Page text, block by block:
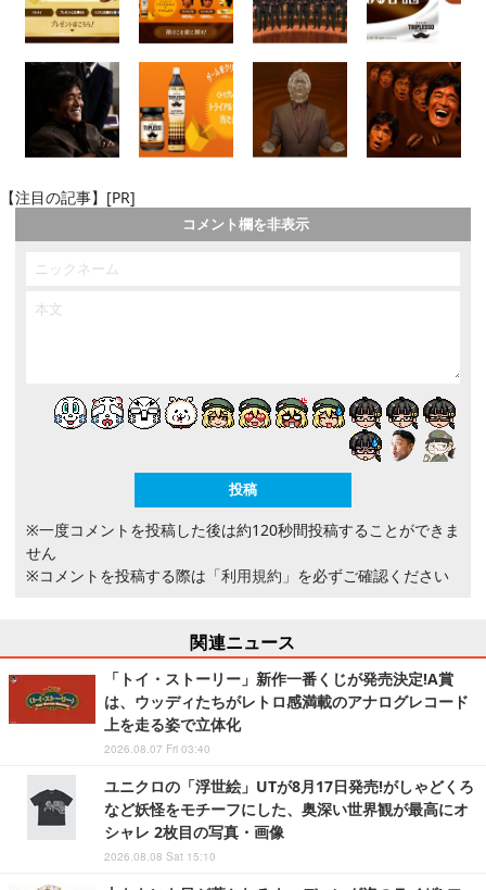
【注目の記事】[PR]
コメント欄を非表示
※一度コメントを投稿した後は約120秒間投稿することができま
せん
※コメントを投稿する際は 「利用規約」 を必ずご確認ください
関連ニュース
「トイ・ストーリー」新作一番くじが発売決定!A賞
は、ウッディたちがレトロ感満載のアナログレコード
上を走る姿で立体化
2026.08.07 Fri 03:40
ユニクロの「浮世絵」UTが8月17日発売!がしゃどくろ
など妖怪をモチーフにした、奥深い世界観が最高にオ
シャレ 2枚目の写真・画像
2026.08.08 Sat 15:10